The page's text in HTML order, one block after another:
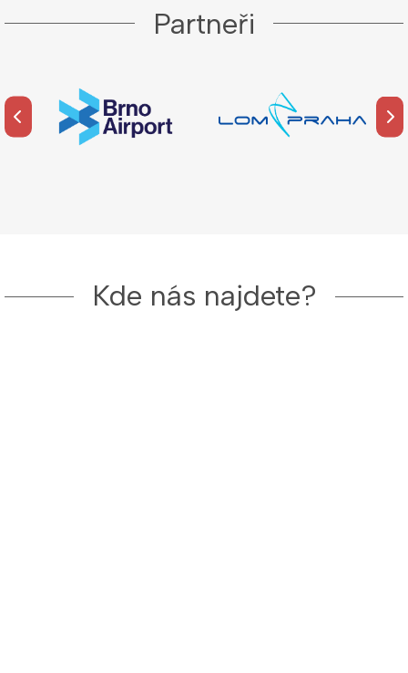
Partneři
Kde nás najdete?